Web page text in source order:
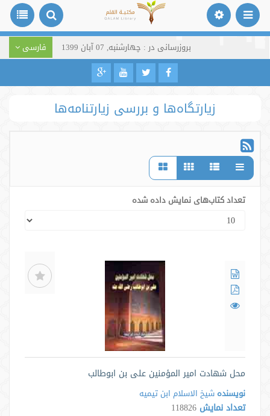
بروزرسانی در : چهارشنبه, 07 آبان 1399 فارسی
زیارتگاه‌ها و بررسی زیارتنامه‌ها
تعداد کتاب‌های نمایش داده شده
محل شهادت امیر المؤمنین علی بن ابوطالب
نویسنده شیخ الاسلام ابن تیمیه
تعداد نمایش 118826